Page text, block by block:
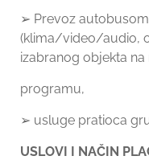
➢ Prevoz
(klima/video/audio,
izabranog objekta na
programu,
➢ usluge pratioca
USLOVI I NAČIN